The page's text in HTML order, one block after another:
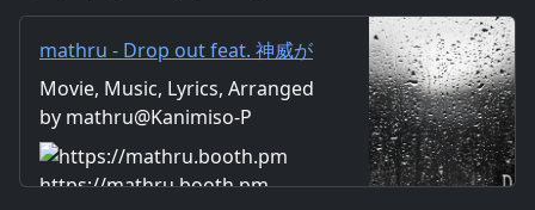
てなんもない 「君がいたらな
あ」 言葉吐いてさ 今日も一人 慰
めたり 勇気なんてない でも諦め
れない 無いものねだり でも欲し
がり 与えるのもない なにも出来
ない 暗い世界を見続けても 目は
mathru - Drop out feat. 神威が
くぽ - Drop out feat. Gackpo
Camui - mathruねっと - BOOTH
Movie, Music, Lyrics, Arranged
by mathru@Kanimiso-P
https://mathru.booth.pm